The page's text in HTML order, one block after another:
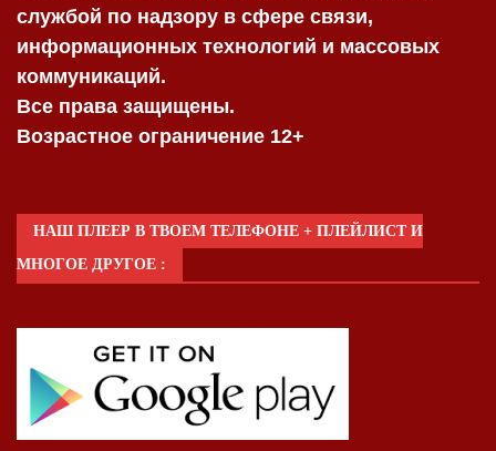
службой по надзору в сфере связи,
информационных технологий и массовых
коммуникаций.
Все права защищены.
Возрастное ограничение 12+
НАШ ПЛЕЕР В ТВОЕМ ТЕЛЕФОНЕ + ПЛЕЙЛИСТ И
МНОГОЕ ДРУГОЕ :